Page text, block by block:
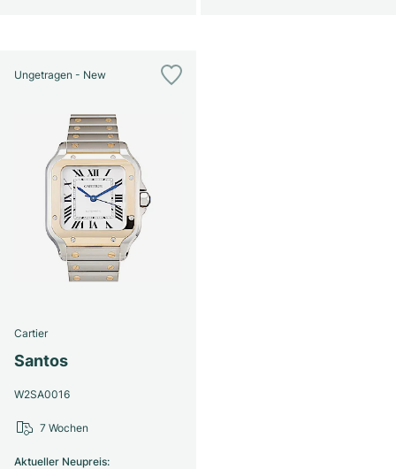
Ungetragen - New
Cartier
Santos
W2SA0016
Aktueller Neupreis:
7 Wochen